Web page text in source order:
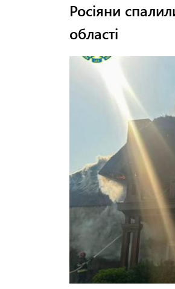
Росіяни
області